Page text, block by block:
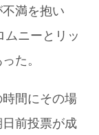
満を抱い
ムニーとリッ
た。
間にその場
前投票が成